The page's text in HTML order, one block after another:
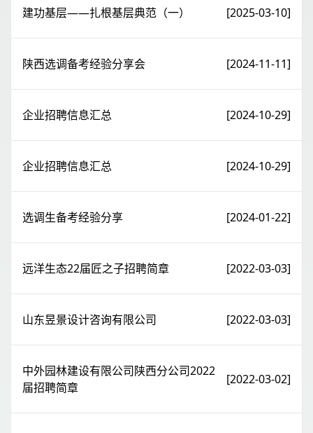
建功基层——扎根基层典范（一） [2025-03-10]
陕西选调备考经验分享会 [2024-11-11]
企业招聘信息汇总 [2024-10-29]
企业招聘信息汇总 [2024-10-29]
选调生备考经验分享 [2024-01-22]
远洋生态22届匠之子招聘简章 [2022-03-03]
山东昱景设计咨询有限公司 [2022-03-03]
中外园林建设有限公司陕西分公司2022
届招聘简章
[2022-03-02]